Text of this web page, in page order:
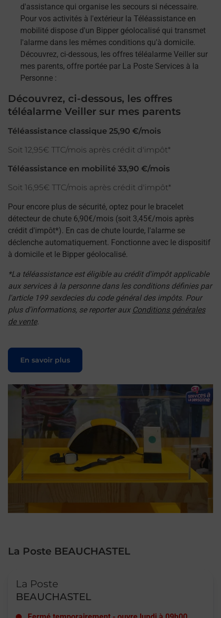
d'assistance qui organise les secours si nécessaire.
Pour vos activités à l'extérieur la Téléassistance en
mobilité dispose d'un Bipper géolocalisé qui transmet
l'alarme dans les mêmes conditions qu'à domicile.
Découvrez, ci-dessous, les offres téléalarme Veiller sur
mes parents, offre portée par La Poste Services à la
Personne :
Découvrez, ci-dessous, les offres
téléalarme Veiller sur mes parents
Téléassistance classique 25,90 €/mois
Soit 12,95€ TTC/mois après crédit d'impôt*
Téléassistance en mobilité 33,90 €/mois
Soit 16,95€ TTC/mois après crédit d'impôt*
Pour encore plus de sécurité, optez pour le bracelet
détecteur de chute 6,90€/mois (soit 3,45€/mois après
crédit d'impôt*). En cas de chute lourde, l'alarme se
déclenche automatiquement. Fonctionne avec le dispositif
à domicile et le Bipper géolocalisé.
*La téléassistance est éligible au crédit d'impôt applicable
aux services à la personne dans les conditions définies par
l'article 199 sexdecies du code général des impôts. Pour
plus d'informations, se reporter aux Conditions générales
de vente.
En savoir plus
Le lien s'ouvre dans un nouvel onglet
La Poste BEAUCHASTEL
La Poste
BEAUCHASTEL